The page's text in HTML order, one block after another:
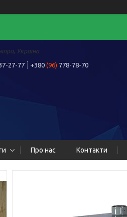
Україна
27-77 +380 (96) 778-78-70
Про нас Контакти